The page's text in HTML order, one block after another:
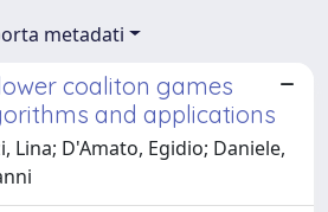
metadati
coaliton games
and applications
Lina; D'Amato, Egidio; Daniele,